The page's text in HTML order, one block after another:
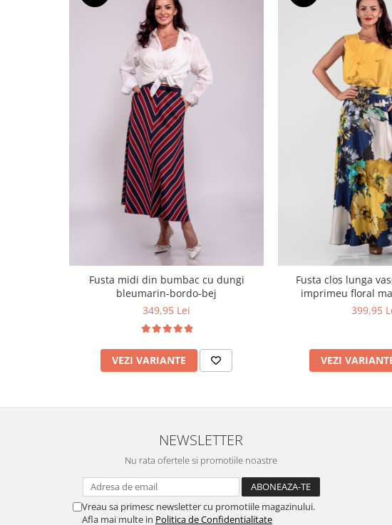
Fusta midi din bumbac cu dungi
bleumarin-bordo-bej
349,95 Lei
VEZI VARIANTE
Fusta clos lunga
imprimeu floral maxi
399,95
VEZI
NEWSLETTER
Nu rata ofertele si promotiile noastre
Vreau sa primesc newsletter cu promotiile magazinului.
Afla mai multe in Politica de Confidentialitate